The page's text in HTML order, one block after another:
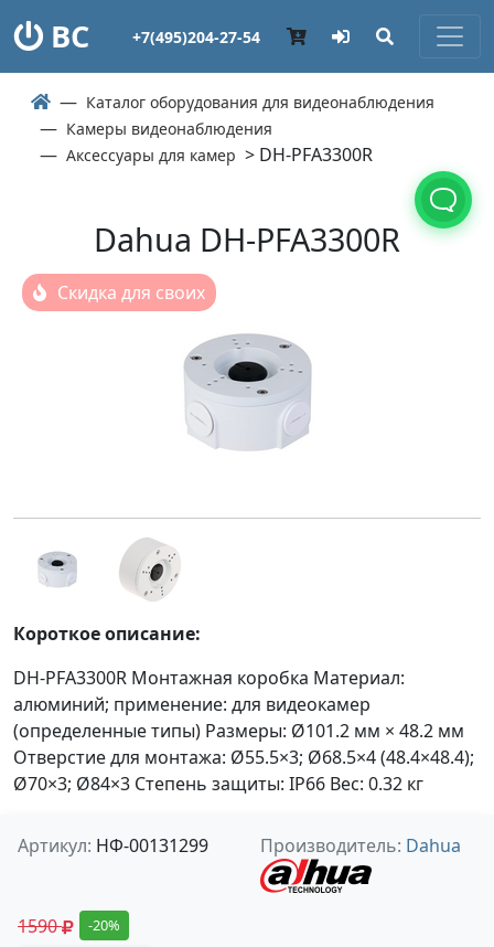
ВС +7(495)204-27-54
Каталог оборудования для видеонаблюдения
Камеры видеонаблюдения
Аксессуары для камер > DH-PFA3300R
Dahua DH-PFA3300R
Скидка для своих
Короткое описание:
DH-PFA3300R Монтажная коробка Материал:
алюминий; применение: для видеокамер
(определенные типы) Размеры: Ø101.2 мм × 48.2 мм
Отверстие для монтажа: Ø55.5×3; Ø68.5×4 (48.4×48.4);
Ø70×3; Ø84×3 Степень защиты: IP66 Вес: 0.32 кг
Артикул: НФ-00131299 Производитель: Dahua
1590 -20%